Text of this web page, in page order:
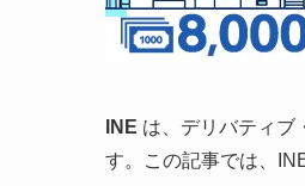
INE は、デリバティブ
す。この記事では、